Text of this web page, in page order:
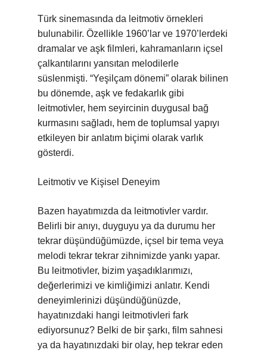
Türk sinemasında da leitmotiv örnekleri
bulunabilir. Özellikle 1960’lar ve 1970’lerdeki
dramalar ve aşk filmleri, kahramanların içsel
çalkantılarını yansıtan melodilerle
süslenmişti. “Yeşilçam dönemi” olarak bilinen
bu dönemde, aşk ve fedakarlık gibi
leitmotivler, hem seyircinin duygusal bağ
kurmasını sağladı, hem de toplumsal yapıyı
etkileyen bir anlatım biçimi olarak varlık
gösterdi.
Leitmotiv ve Kişisel Deneyim
Bazen hayatımızda da leitmotivler vardır.
Belirli bir anıyı, duyguyu ya da durumu her
tekrar düşündüğümüzde, içsel bir tema veya
melodi tekrar tekrar zihnimizde yankı yapar.
Bu leitmotivler, bizim yaşadıklarımızı,
değerlerimizi ve kimliğimizi anlatır. Kendi
deneyimlerinizi düşündüğünüzde,
hayatınızdaki hangi leitmotivleri fark
ediyorsunuz? Belki de bir şarkı, film sahnesi
ya da hayatınızdaki bir olay, hep tekrar eden